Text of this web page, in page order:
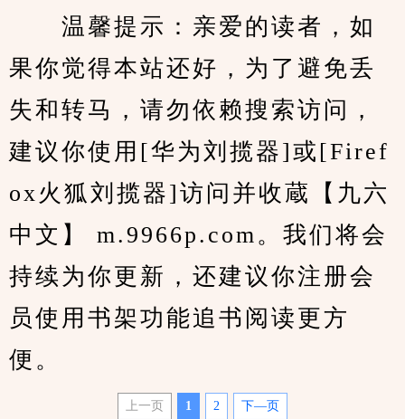
温馨提示：亲爱的读者，如
果你觉得本站还好，为了避免丢
失和转马，请勿依赖搜索访问，
建议你使用[华为刘揽器]或[Firef
ox火狐刘揽器]访问并收蔵【九六
中文】 m.9966p.com。我们将会
持续为你更新，还建议你注册会
员使用书架功能追书阅读更方
便。
上一页 1 2 下—页